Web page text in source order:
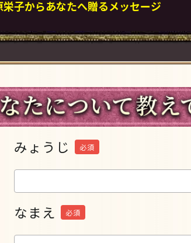
栄子からあなたへ贈るメッセージ
みょうじ 必須
なまえ 必須